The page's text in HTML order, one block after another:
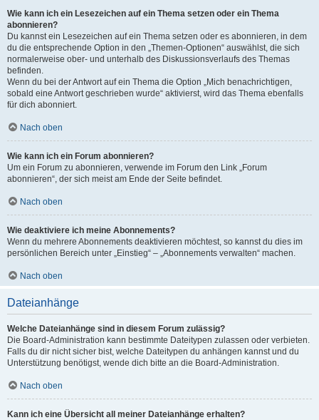
Wie kann ich ein Lesezeichen auf ein Thema setzen oder ein Thema
abonnieren?
Du kannst ein Lesezeichen auf ein Thema setzen oder es abonnieren, in dem
du die entsprechende Option in den „Themen-Optionen“ auswählst, die sich
normalerweise ober- und unterhalb des Diskussionsverlaufs des Themas
befinden.
Wenn du bei der Antwort auf ein Thema die Option „Mich benachrichtigen,
sobald eine Antwort geschrieben wurde“ aktivierst, wird das Thema ebenfalls
für dich abonniert.
Nach oben
Wie kann ich ein Forum abonnieren?
Um ein Forum zu abonnieren, verwende im Forum den Link „Forum
abonnieren“, der sich meist am Ende der Seite befindet.
Nach oben
Wie deaktiviere ich meine Abonnements?
Wenn du mehrere Abonnements deaktivieren möchtest, so kannst du dies im
persönlichen Bereich unter „Einstieg“ – „Abonnements verwalten“ machen.
Nach oben
Dateianhänge
Welche Dateianhänge sind in diesem Forum zulässig?
Die Board-Administration kann bestimmte Dateitypen zulassen oder verbieten.
Falls du dir nicht sicher bist, welche Dateitypen du anhängen kannst und du
Unterstützung benötigst, wende dich bitte an die Board-Administration.
Nach oben
Kann ich eine Übersicht all meiner Dateianhänge erhalten?